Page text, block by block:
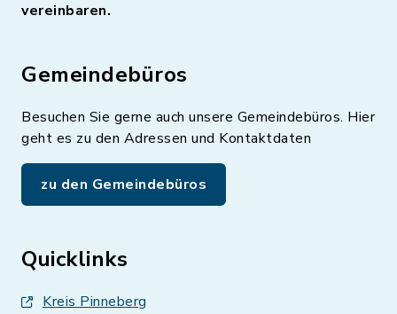
vereinbaren.
Gemeindebüros
Besuchen Sie gerne auch unsere Gemeindebüros. Hier
geht es zu den Adressen und Kontaktdaten
zu den Gemeindebüros
Quicklinks
Kreis Pinneberg